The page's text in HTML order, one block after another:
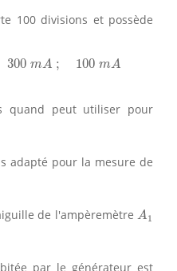
100 divisions et possède
300 mA ; 100 mA
mA ;100 m A
quand peut utiliser pour
adapté pour la mesure de
de l'ampèremètreA1
A
par le générateur est